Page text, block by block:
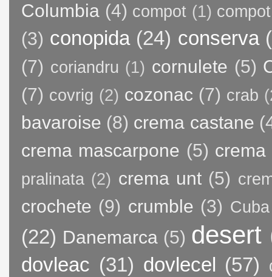
Columbia (4) compot (1)
(3) conopida (24) conserva
(7) coriandru (1) cornulete (5)
(7) covrig (2) cozonac (7) crab
bavaroise (8) crema castane
crema mascarpone (5) crema
pralinata (2) crema unt (5)
crochete (9) crumble (3) Cuba
(22) Danemarca (5) desert
dovleac (31) dovlecel (57)